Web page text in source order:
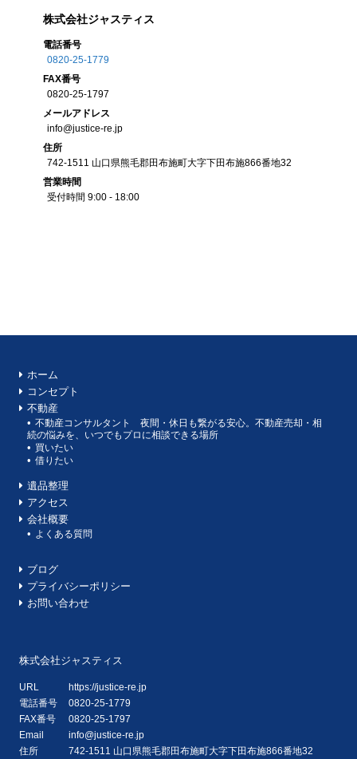
株式会社ジャスティス
電話番号
0820-25-1779
FAX番号
0820-25-1797
メールアドレス
info@justice-re.jp
住所
742-1511 山口県熊毛郡田布施町大字下田布施866番地32
営業時間
受付時間 9:00 - 18:00
ホーム
コンセプト
不動産
不動産コンサルタント 夜間・休日も繋がる安心。不動産売却・相
続の悩みを、いつでもプロに相談できる場所
買いたい
借りたい
遺品整理
アクセス
会社概要
よくある質問
ブログ
プライバシーポリシー
お問い合わせ
株式会社ジャスティス
URL
https://justice-re.jp
電話番号
0820-25-1779
FAX番号
0820-25-1797
Email
info@justice-re.jp
住所
742-1511 山口県熊毛郡田布施町大字下田布施866番地32